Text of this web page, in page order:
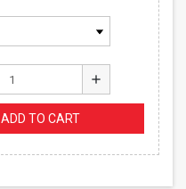
add
ADD TO CART